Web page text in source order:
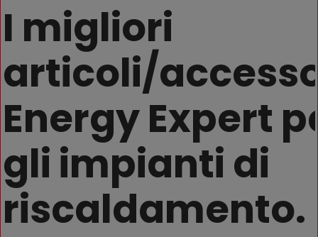
I migliori
articoli/
Energy Expert
gli impianti di
riscaldamento.